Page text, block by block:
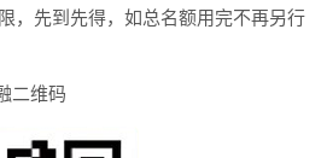
，先到先得，如总名额用完不再另行
二维码